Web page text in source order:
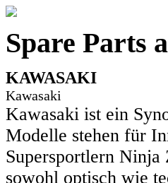
Spare Parts
KAWASAKI
Kawasaki
Kawasaki ist ein
Modelle stehen für
Supersportlern
sowohl optisch wie